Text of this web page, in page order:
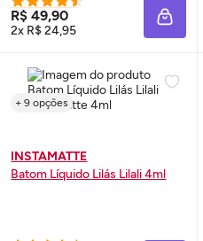
R$ 49,90
2x R$ 24,95
+ 9 opções
INSTAMATTE
Batom Líquido Lilás Lilali 4ml